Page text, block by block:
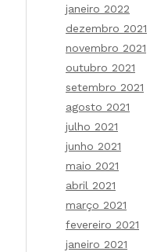
janeiro 2022
dezembro 2021
novembro 2021
outubro 2021
setembro 2021
agosto 2021
julho 2021
junho 2021
maio 2021
abril 2021
março 2021
fevereiro 2021
janeiro 2021